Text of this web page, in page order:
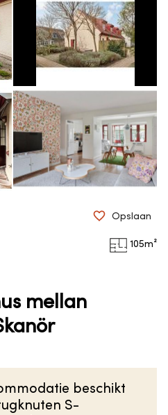
105m²
Opslaan
mellan
beschikt
S-